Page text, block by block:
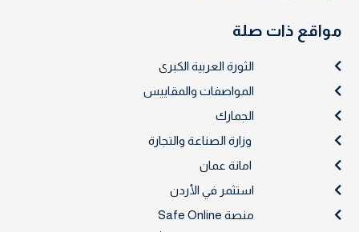
مواقع ذات صلة
الثورة العربية الكبرى
المواصفات والمقاييس
الجمارك
وزارة الصناعة والتجارة
امانة عمان
استثمر في الأردن
منصة Safe Online